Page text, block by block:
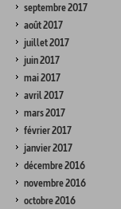
septembre 2017
août 2017
juillet 2017
juin 2017
mai 2017
avril 2017
mars 2017
février 2017
janvier 2017
décembre 2016
novembre 2016
octobre 2016